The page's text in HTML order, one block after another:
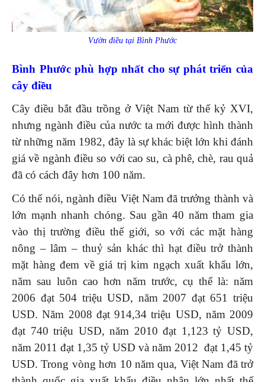
Vườn điều tại Bình Phước
Bình Phước phù hợp nhất cho sự phát triển của
cây điều
Cây điều bắt đầu trồng ở Việt Nam từ thế kỷ XVI,
nhưng ngành điều của nước ta mới được hình thành
từ những năm 1982, đây là sự khác biệt lớn khi đánh
giá về ngành điều so với cao su, cà phê, chè, rau quả
đã có cách đây hơn 100 năm.
Có thể nói, ngành điều Việt Nam đã trưởng thành và
lớn mạnh nhanh chóng. Sau gần 40 năm tham gia
vào thị trường điều thế giới, so với các mặt hàng
nông – lâm – thuỷ sản khác thì hạt điều trở thành
mặt hàng đem về giá trị kim ngạch xuất khẩu lớn,
năm sau luôn cao hơn năm trước, cụ thể là: năm
2006 đạt 504 triệu USD, năm 2007 đạt 651 triệu
USD. Năm 2008 đạt 914,34 triệu USD, năm 2009
đạt 740 triệu USD, năm 2010 đạt 1,123 tỷ USD,
năm 2011 đạt 1,35 tỷ USD và năm 2012 đạt 1,45 tỷ
USD. Trong vòng hơn 10 năm qua, Việt Nam đã trở